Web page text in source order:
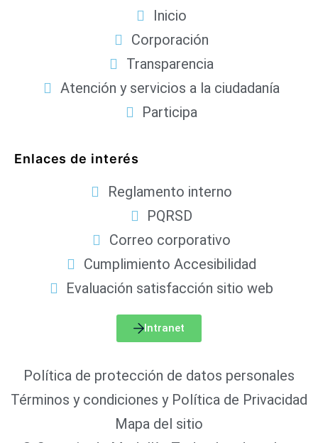
Inicio
Corporación
Transparencia
Atención y servicios a la ciudadanía
Participa
Enlaces de interés
Reglamento interno
PQRSD
Correo corporativo
Cumplimiento Accesibilidad
Evaluación satisfacción sitio web
Intranet
Política de protección de datos personales
Términos y condiciones y Política de Privacidad
Mapa del sitio